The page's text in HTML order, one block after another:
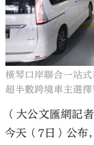
橫琴口岸聯合一站式
超半數跨境車主選
（大公文匯網記
今天（7日）公布